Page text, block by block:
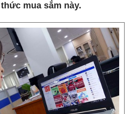
mua sắm này.